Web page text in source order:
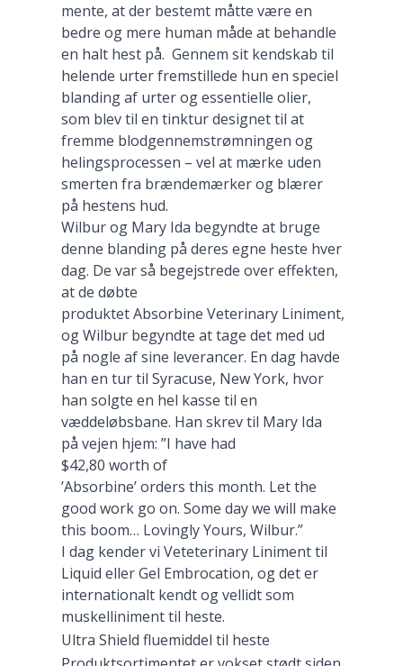
mente, at der bestemt måtte være en
bedre og mere human måde at behandle
en halt hest på. Gennem sit kendskab til
helende urter fremstillede hun en speciel
blanding af urter og essentielle olier,
som blev til en tinktur designet til at
fremme blodgennemstrømningen og
helingsprocessen – vel at mærke uden
smerten fra brændemærker og blærer
på hestens hud.
Wilbur og Mary Ida begyndte at bruge
denne blanding på deres egne heste hver
dag. De var så begejstrede over effekten,
at de døbte
produktet Absorbine Veterinary Liniment,
og Wilbur begyndte at tage det med ud
på nogle af sine leverancer. En dag havde
han en tur til Syracuse, New York, hvor
han solgte en hel kasse til en
væddeløbsbane. Han skrev til Mary Ida
på vejen hjem: ”I have had
$42,80 worth of
’Absorbine’ orders this month. Let the
good work go on. Some day we will make
this boom… Lovingly Yours, Wilbur.”
I dag kender vi Veteterinary Liniment til
Liquid eller Gel Embrocation, og det er
internationalt kendt og vellidt som
muskelliniment til heste.
Ultra Shield fluemiddel til heste